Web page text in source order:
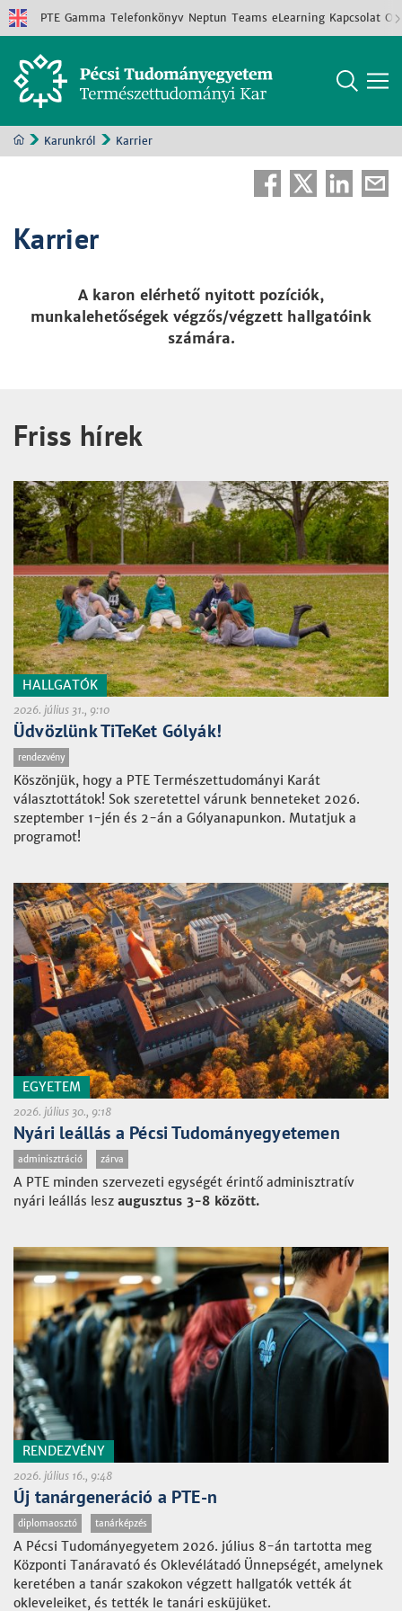
PTE Gamma Telefonkönyv Neptun Teams eLearning Kapcsolat
Karunkról Karrier
Karrier
A karon elérhető nyitott pozíciók,
munkalehetőségek végzős/végzett hallgatóink
számára.
Friss hírek
HALLGATÓK
2026. július 31., 9:10
Üdvözlünk TiTeKet Gólyák!
rendezvény
Köszönjük, hogy a PTE Természettudományi Karát
választottátok! Sok szeretettel várunk benneteket 2026.
szeptember 1-jén és 2-án a Gólyanapunkon. Mutatjuk a
programot!
EGYETEM
2026. július 30., 9:18
Nyári leállás a Pécsi Tudományegyetemen
adminisztráció zárva
A PTE minden szervezeti egységét érintő adminisztratív
nyári leállás lesz augusztus 3-8 között.
RENDEZVÉNY
2026. július 16., 9:48
Új tanárgeneráció a PTE-n
diplomaosztó tanárképzés
A Pécsi Tudományegyetem 2026. július 8-án tartotta meg
Központi Tanáravató és Oklevélátadó Ünnepségét, amelynek
keretében a tanár szakokon végzett hallgatók vették át
okleveleiket, és tették le tanári esküjüket.